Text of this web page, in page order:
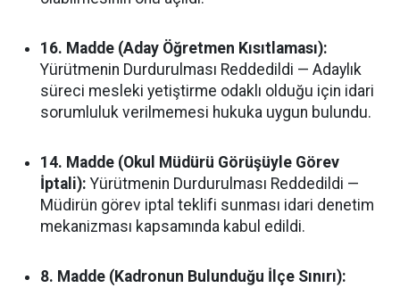
16. Madde (Aday Öğretmen Kısıtlaması):
Yürütmenin Durdurulması Reddedildi — Adaylık
süreci mesleki yetiştirme odaklı olduğu için idari
sorumluluk verilmemesi hukuka uygun bulundu.
14. Madde (Okul Müdürü Görüşüyle Görev
İptali): Yürütmenin Durdurulması Reddedildi —
Müdirün görev iptal teklifi sunması idari denetim
mekanizması kapsamında kabul edildi.
8. Madde (Kadronun Bulunduğu İlçe Sınırı):